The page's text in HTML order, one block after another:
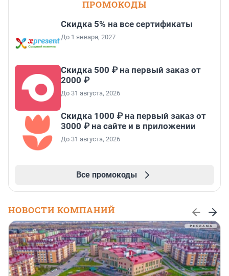
ПРОМОКОДЫ
Скидка 5% на все сертификаты
До 1 января, 2027
Скидка 500 ₽ на первый заказ от
2000 ₽
До 31 августа, 2026
Скидка 1000 ₽ на первый заказ от
3000 ₽ на сайте и в приложении
До 31 августа, 2026
Все промокоды
НОВОСТИ КОМПАНИЙ